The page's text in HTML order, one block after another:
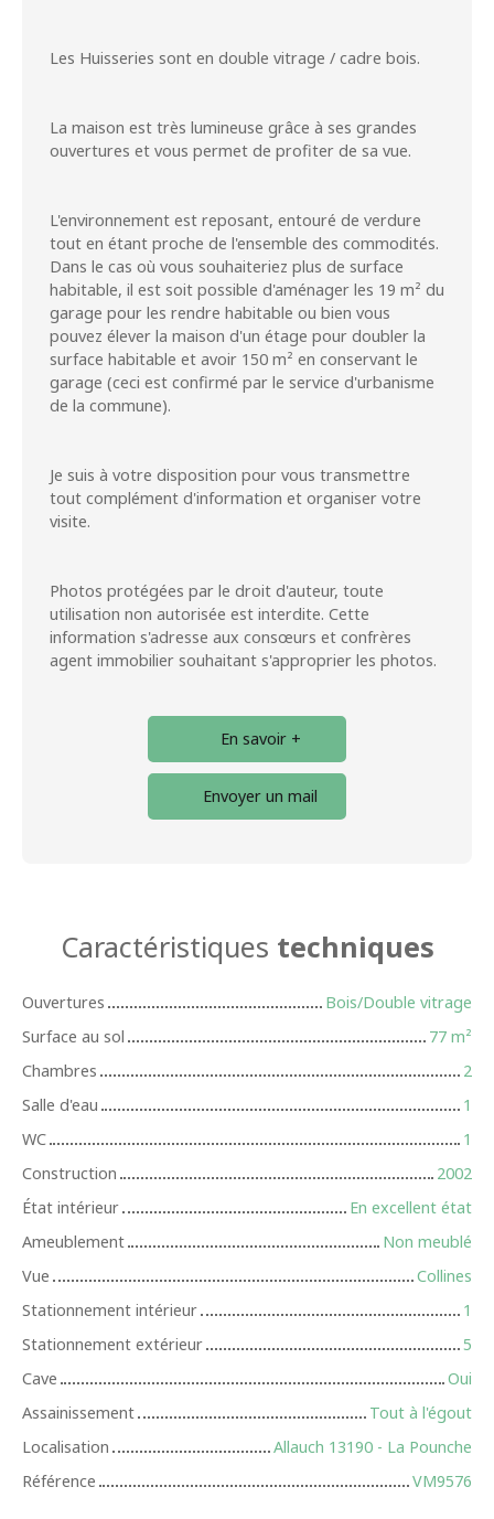
Les Huisseries sont en double vitrage / cadre bois.
La maison est très lumineuse grâce à ses grandes
ouvertures et vous permet de profiter de sa vue.
L'environnement est reposant, entouré de verdure
tout en étant proche de l'ensemble des commodités.
Dans le cas où vous souhaiteriez plus de surface
habitable, il est soit possible d'aménager les 19 m² du
garage pour les rendre habitable ou bien vous
pouvez élever la maison d'un étage pour doubler la
surface habitable et avoir 150 m² en conservant le
garage (ceci est confirmé par le service d'urbanisme
de la commune).
Je suis à votre disposition pour vous transmettre
tout complément d'information et organiser votre
visite.
Photos protégées par le droit d'auteur, toute
utilisation non autorisée est interdite. Cette
information s'adresse aux consœurs et confrères
agent immobilier souhaitant s'approprier les photos.
En savoir +
Envoyer un mail
Caractéristiques techniques
Ouvertures
Bois/Double vitrage
Surface au sol
77 m²
Chambres
2
Salle d'eau
1
WC
1
Construction
2002
État intérieur
En excellent état
Ameublement
Non meublé
Vue
Collines
Stationnement intérieur
1
Stationnement extérieur
5
Cave
Oui
Assainissement
Tout à l'égout
Localisation
Allauch 13190 - La Pounche
Référence
VM9576